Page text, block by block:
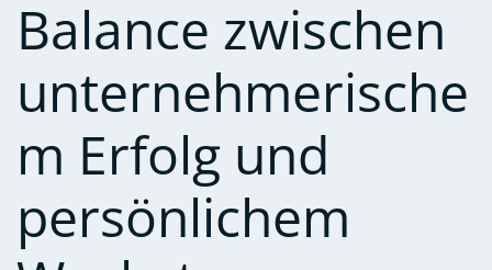
Balance zwischen
unternehmerische
m Erfolg und
persönlichem